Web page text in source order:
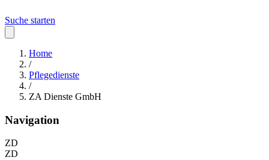
Suche starten
Home
/
Pflegedienste
/
ZA Dienste GmbH
Navigation
ZD
ZD